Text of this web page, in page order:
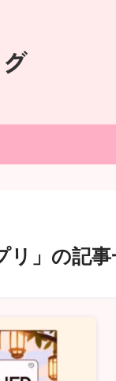
リ」の記事